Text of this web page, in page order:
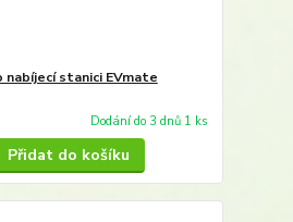
nabíjecí stanici EVmate
Dodání do 3 dnů 1 ks
Přidat do košíku